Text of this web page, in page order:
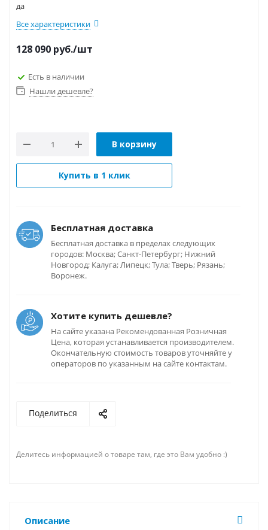
да
Все характеристики
128 090 руб./шт
Есть в наличии
Нашли дешевле?
В корзину
Купить в 1 клик
Бесплатная доставка
Бесплатная доставка в пределах следующих
городов: Москва; Санкт-Петербург; Нижний
Новгород; Калуга; Липецк; Тула; Тверь; Рязань;
Воронеж.
Хотите купить дешевле?
На сайте указана Рекомендованная Розничная
Цена, которая устанавливается производителем.
Окончательную стоимость товаров уточняйте у
операторов по указанным на сайте контактам.
Поделиться
Делитесь информацией о товаре там, где это Вам удобно :)
Описание